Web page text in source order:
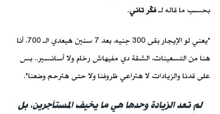
بحسب ما قاله لـفكّر تاني.
"يعني لو الإيجار بقى 300 جنيه، بعد 7 سنين هيعدي الـ 700، أنا
هنا من التسعينات، الشقة دي مفيهاش رخام ولا أسانسير.. بس
على قدنا والزيادات لا هتراعي ظروفنا ولا حتى هترحم وضعنا".
لم تعد الزيادة وحدها هي ما يخيف المستأجرين، بل